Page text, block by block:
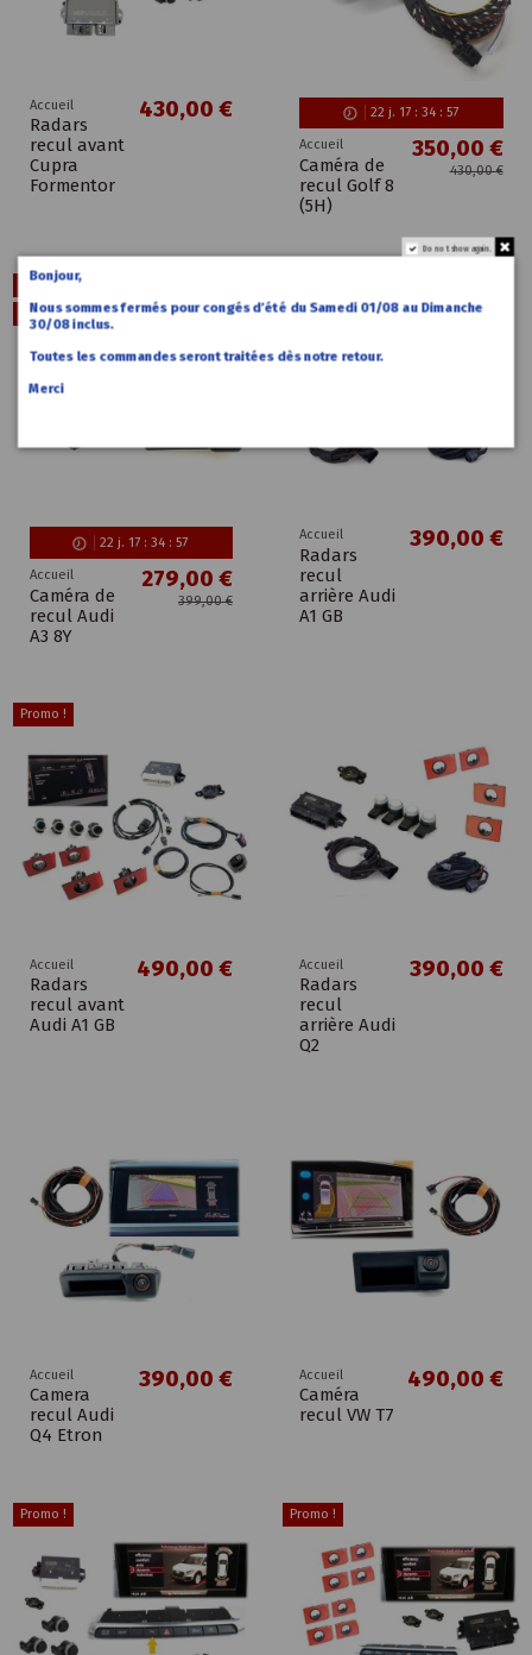
Accueil
Radars
recul avant
Cupra
Formentor
430,00 € 22 j. 17: 34: 56
Accueil
Caméra de
recul Golf 8
(5H)
350,00 €
430,00 €
Promo !
-120,00 €
22 j. 17: 34: 56
Accueil
Caméra de
recul Audi
A3 8Y
279,00 €
399,00 €
Accueil
Radars
recul
arrière Audi
A1 GB
390,00 €
Promo !
Accueil
Radars
recul avant
Audi A1 GB
490,00 € Accueil
Radars
recul
arrière Audi
Q2
390,00 €
Accueil
Camera
recul Audi
Q4 Etron
390,00 € Accueil
Caméra
recul VW T7
490,00 €
Promo ! Promo !
Do not show again.
Bonjour,
Nous sommes fermés pour congés d’été du Samedi 01/08 au Dimanche
30/08 inclus.
Toutes les commandes seront traitées dès notre retour.
Merci